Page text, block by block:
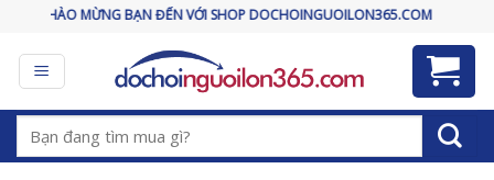
content
CHÀO MỪNG BẠN ĐẾN VỚI SHOP DOCHOINGUOILON365.COM
Tìm
kiếm: